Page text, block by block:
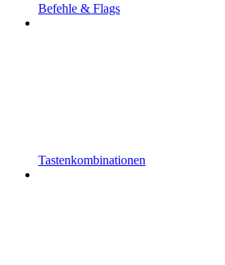
Befehle & Flags
Tastenkombinationen